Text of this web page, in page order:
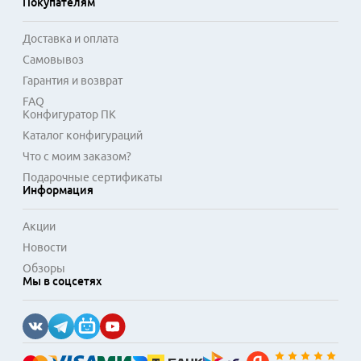
шумов или, наоборот, для естественного звукоизвлечения
материалов, таких как сталь, алюминий и высокоплотный
пластик, гарантирует надежность. Это оборудование
выбирают за эталонный баланс между точностью звучания
Доставка и оплата
Самовывоз
Гарантия и возврат
FAQ
Конфигуратор ПК
Каталог конфигураций
Что с моим заказом?
Подарочные сертификаты
Информация
Акции
Новости
Обзоры
Мы в соцсетях